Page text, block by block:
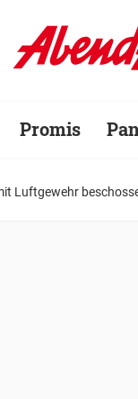
Promis
Luftgewehr